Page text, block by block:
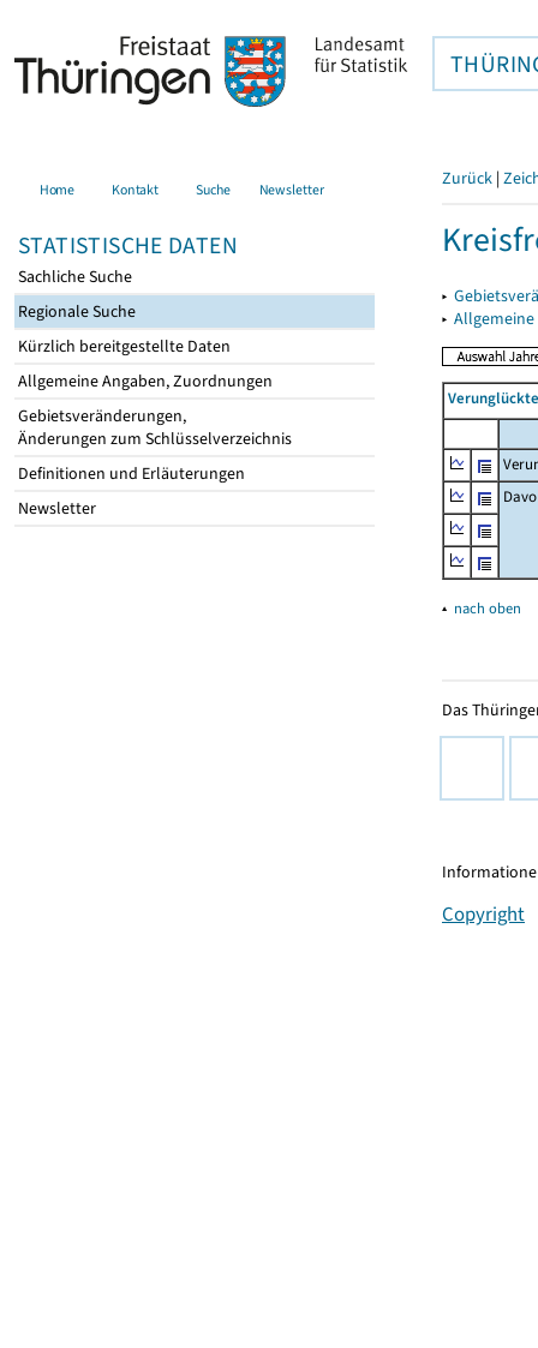
Home Kontakt Suche Newsletter
STATISTISCHE DATEN
Sachliche Suche
Regionale Suche
Kürzlich bereitgestellte Daten
Allgemeine Angaben, Zuordnungen
Gebietsveränderungen,
Änderungen zum Schlüsselverzeichnis
Definitionen und Erläuterungen
Newsletter
Zurück |
▸
▸
▴ nach oben
Das
Copyright